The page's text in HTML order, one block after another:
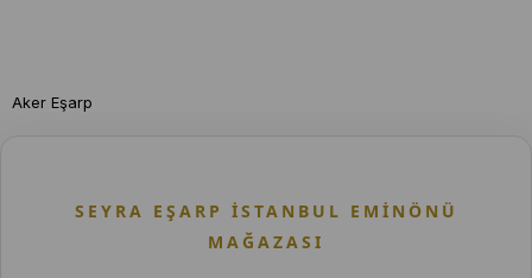
Aker Eşarp
SEYRA EŞARP İSTANBUL EMINÖNÜ
MAĞAZASI